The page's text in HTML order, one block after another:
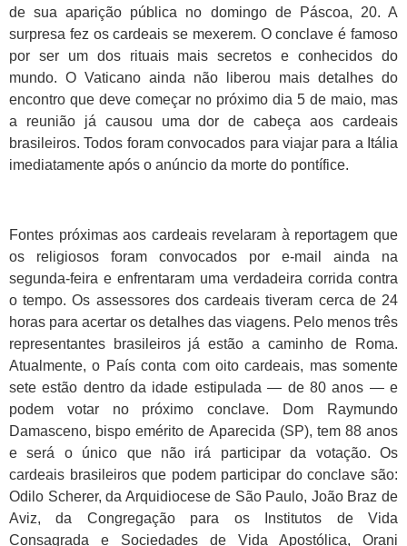
de sua aparição pública no domingo de Páscoa, 20. A
surpresa fez os cardeais se mexerem. O conclave é famoso
por ser um dos rituais mais secretos e conhecidos do
mundo. O Vaticano ainda não liberou mais detalhes do
encontro que deve começar no próximo dia 5 de maio, mas
a reunião já causou uma dor de cabeça aos cardeais
brasileiros. Todos foram convocados para viajar para a Itália
imediatamente após o anúncio da morte do pontífice.
Fontes próximas aos cardeais revelaram à reportagem que
os religiosos foram convocados por e-mail ainda na
segunda-feira e enfrentaram uma verdadeira corrida contra
o tempo. Os assessores dos cardeais tiveram cerca de 24
horas para acertar os detalhes das viagens. Pelo menos três
representantes brasileiros já estão a caminho de Roma.
Atualmente, o País conta com oito cardeais, mas somente
sete estão dentro da idade estipulada — de 80 anos — e
podem votar no próximo conclave. Dom Raymundo
Damasceno, bispo emérito de Aparecida (SP), tem 88 anos
e será o único que não irá participar da votação. Os
cardeais brasileiros que podem participar do conclave são:
Odilo Scherer, da Arquidiocese de São Paulo, João Braz de
Aviz, da Congregação para os Institutos de Vida
Consagrada e Sociedades de Vida Apostólica, Orani